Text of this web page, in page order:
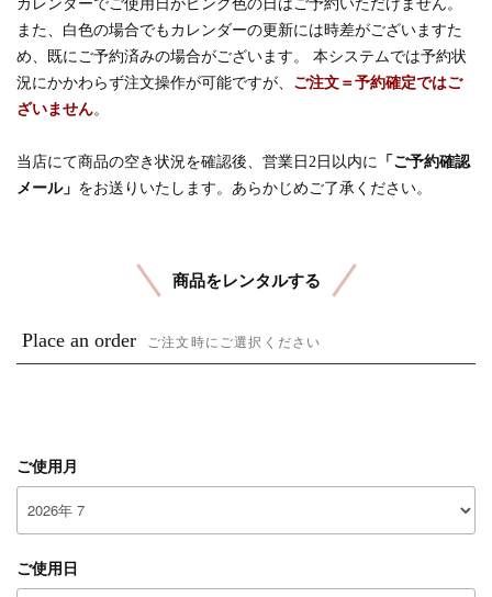
カレンダーでご使用日がピンク色の日はご予約いただけません。
また、白色の場合でもカレンダーの更新には時差がございますた
め、既にご予約済みの場合がございます。 本システムでは予約状
況にかかわらず注文操作が可能ですが、 ご注文＝予約確定ではご
ざいません。
当店にて商品の空き状況を確認後、営業日2日以内に 「ご予約確認
メール」 をお送りいたします。あらかじめご了承ください。
商品をレンタルする
Place an order ご注文時にご選択ください
ご使用月
ご使用日